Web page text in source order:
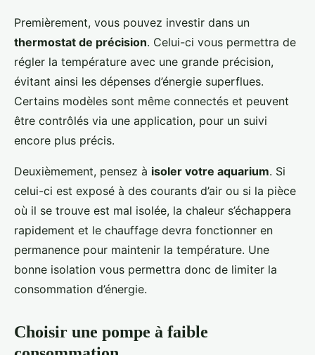
Premièrement, vous pouvez investir dans un
thermostat de précision. Celui-ci vous permettra de
régler la température avec une grande précision,
évitant ainsi les dépenses d’énergie superflues.
Certains modèles sont même connectés et peuvent
être contrôlés via une application, pour un suivi
encore plus précis.
Deuxièmement, pensez à isoler votre aquarium. Si
celui-ci est exposé à des courants d’air ou si la pièce
où il se trouve est mal isolée, la chaleur s’échappera
rapidement et le chauffage devra fonctionner en
permanence pour maintenir la température. Une
bonne isolation vous permettra donc de limiter la
consommation d’énergie.
Choisir une pompe à faible